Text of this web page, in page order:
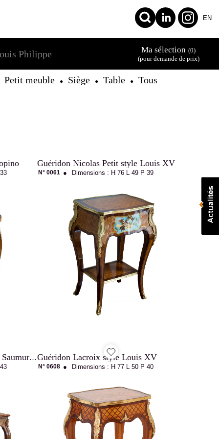
EN
Philippe Ma sélection (0)
(pour demande de prix)
Petit meuble ● Siège ● Table ● Tous
Guéridon Nicolas Petit style Louis XV
N° 0061 ● Dimensions : H 76 L 49 P 39
Guéridon - Table rectangulaire Saumur style Louis XVGuéridon Lacroix style Louis XV
N° 0608 ● Dimensions : H 77 L 50 P 40